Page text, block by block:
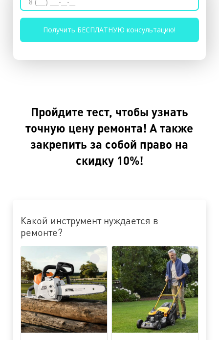
Пройдите тест, чтобы узнать
точную цену ремонта! А также
закрепить за собой право на
скидку 10%!
Какой инструмент нуждается в
ремонте?